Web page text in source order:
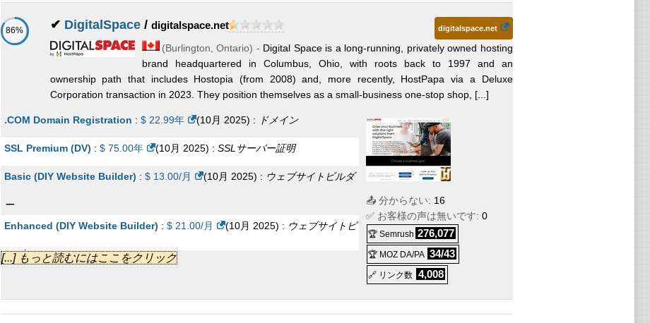
86% ✔ DigitalSpace/ digitalspace.net digitalspace.net
(Burlington Ontario) - Digital Space is a long-running, privately owned hosting
brand headquartered in Columbus, Ohio, with roots back to 1997 and an
ownership path that includes Hostopia (from 2008) and, more recently, HostPapa via a Deluxe
Corporation transaction in 2023. They position themselves as a small-business one-stop shop, [...]
.COM Domain Registration : $ 22.99年 (10月 2025) : ドメイン
SSL Premium (DV) : $ 75.00年 (10月 2025) : SSLサーバー証明
Basic (DIY Website Builder) : $ 13.00/月 (10月 2025) : ウェブサイトビルダ
ー
Enhanced (DIY Website Builder) : $ 21.00/月 (10月 2025) : ウェブサイトビ
ルダー
ルダー
[...] もっと読むにはここをクリック
📤 分からない: 16
✅ お客様の声は無いです: 0
🏆 Semrush 276,077
🏆 MOZ DA/PA 34/43
🔗 リンク数 4,008